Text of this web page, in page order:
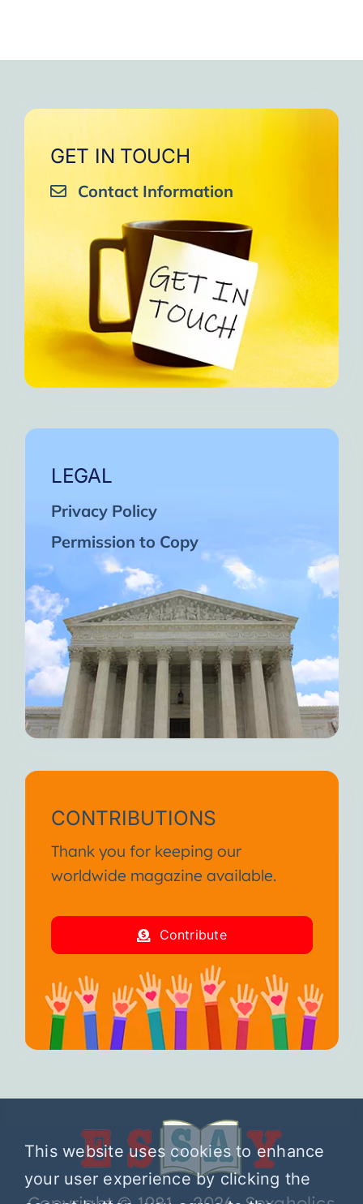
GET IN TOUCH
Contact Information
LEGAL
Privacy Policy
Permission to Copy
CONTRIBUTIONS
Thank you for keeping our
worldwide magazine available.
Contribute
This website uses cookies to enhance
your user experience by clicking the